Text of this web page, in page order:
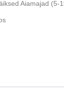
Aiamajad (5-